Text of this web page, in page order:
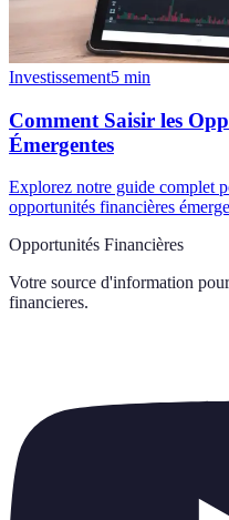
Investissement5 min
Comment Saisir les
Émergentes
Explorez notre guide complet
opportunités financières
Opportunités Financières
Votre source d'information
financieres.